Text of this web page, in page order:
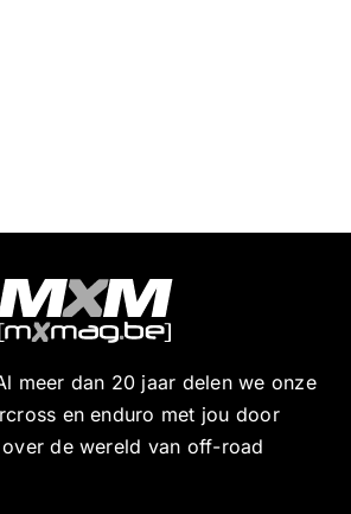
meer dan 20 jaar delen we onze
en enduro met jou door
de wereld van off-road